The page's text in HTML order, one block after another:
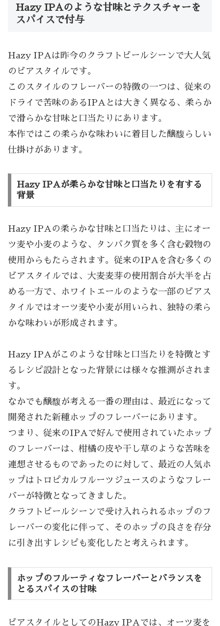
Hazy IPAのような甘味とテクスチャーを
スパイスで付与
Hazy IPAは昨今のクラフトビールシーンで大人気
のビアスタイルです。
このスタイルのフレーバーの特徴の一つは、従来の
ドライで苦味のあるIPAとは大きく異なる、柔らか
で滑らかな甘味と口当たりにあります。
本作ではこの柔らかな味わいに着目した醸馥らしい
仕掛けがあります。
Hazy IPAが柔らかな甘味と口当たりを有する
背景
Hazy IPAの柔らかな甘味と口当たりは、主にオー
ツ麦や小麦のような、タンパク質を多く含む穀物の
使用からもたらされます。従来のIPAを含む多くの
ビアスタイルでは、大麦麦芽の使用割合が大半を占
める一方で、ホワイトエールのような一部のビアス
タイルではオーツ麦や小麦が用いられ、独特の柔ら
かな味わいが形成されます。
Hazy IPAがこのような甘味と口当たりを特徴とす
るレシピ設計となった背景には様々な推測がされま
す。
なかでも醸馥が考える一番の理由は、最近になって
開発された新種ホップのフレーバーにあります。
つまり、従来のIPAで好んで使用されていたホップ
のフレーバーは、柑橘の皮や干し草のような苦味を
連想させるものであったのに対して、最近の人気ホ
ップはトロピカルフルーツジュースのようなフレー
バーが特徴となってきました。
クラフトビールシーンで受け入れられるホップのフ
レーバーの変化に伴って、そのホップの良さを存分
に引き出すレシピも変化したと考えられます。
ホップのフルーティなフレーバーとバランスを
とるスパイスの甘味
ビアスタイルとしてのHazy IPAでは、オーツ麦を